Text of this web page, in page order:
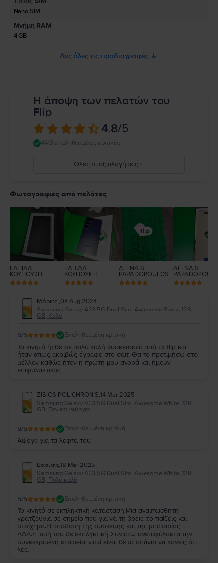
το προϊόν.
Nano SIM
Μνήμη RAM
4 GB
Δες όλες τις προδιαγραφές
Η άποψη των πελατών του
Flip
4.8/5
4413 επαληθευμένες κριτικές
Όλες οι αξιολογήσεις
4
Φωτογραφίες από πελάτες
ΕΛΠΙΔΑ
ΚΟΥΠΟΥΚΗ
ΕΛΠΙΔΑ
ΚΟΥΠΟΥΚΗ
ALENA S.
PAPADOPOULOS
ALENA S.
Μάριος ,04 Aug 2024
Samsung Galaxy A33 5G Dual Sim, Awesome Black, 128
GB, Καλό
5/5 Επαληθευμένη κριτική
Το κινητό ήρθε σε πολύ καλή συσκευασία από το flip και
ήταν όπως ακριβώς έγραφε στο σάιτ. Θα το προτιμήσω στο
μέλλον καθώς ήταν η πρώτη μου αγορά και ήμουν
επιφυλακτικος
ZISIOS POLICHRONIS,14 Mar 2025
Samsung Galaxy A33 5G Dual Sim, Awesome White, 128
GB, Σαν καινούργιο
5/5 Επαληθευμένη κριτική
Άψογο για τα λεφτά του.
Βασιλης,18 Mar 2025
Samsung Galaxy A33 5G Dual Sim, Awesome White, 128
GB, Πολύ καλό
5/5 Επαληθευμένη κριτική
Το κινητό σε εκπληκτική κατάσταση.Μια αναιπαισθητη
γρατζουνιά σε σημείο που για να τη βρεις ,το παίζεις και
στοίχημα.Η απόδοση της συσκευής και της μπαταρίας
ΑΑΑ.Η τιμή του δε εκπληκτική..Συνιστω ανεπιφύλακτα την
συγκεκριμένη εταιρεία ,γιατί είναι θέμα σπάνιο να κάνεις ότι
λες.